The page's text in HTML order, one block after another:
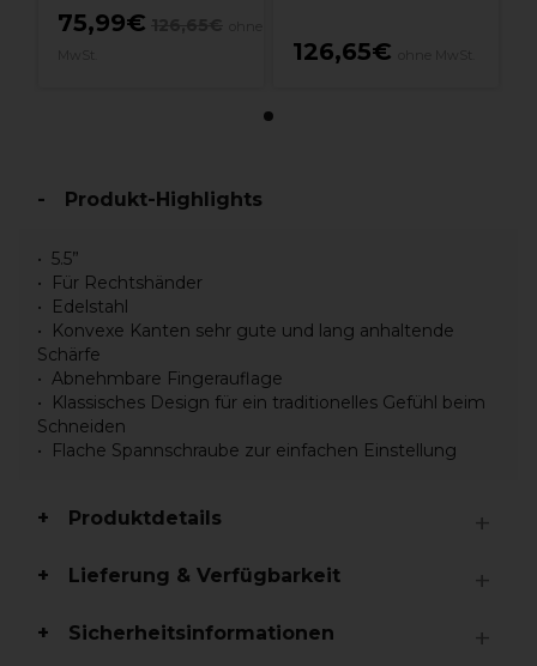
75,99€
126,65€
Produkt-Highlights
5.5”
Für Rechtshänder
Edelstahl
Konvexe Kanten sehr gute und lang anhaltende
Schärfe
Abnehmbare Fingerauflage
Klassisches Design für ein traditionelles Gefühl beim
Schneiden
Flache Spannschraube zur einfachen Einstellung
Produktdetails
Lieferung & Verfügbarkeit
Sicherheitsinformationen